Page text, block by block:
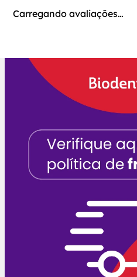
Carregando avaliações…